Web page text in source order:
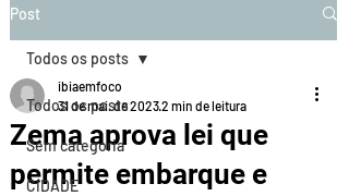
Post
Todos os posts
Sem categoria
CIDADE
Todos os posts
Zema aprova lei que
permite embarque e
ibiaemfoco
31 de mai. de 20232 min de leitura